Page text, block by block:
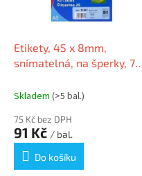
Etikety, 45 x 8mm,
snímatelná, na šperky, 765
Skladem (>5 bal.)
75 Kč bez DPH
91 Kč / bal.
Do košíku